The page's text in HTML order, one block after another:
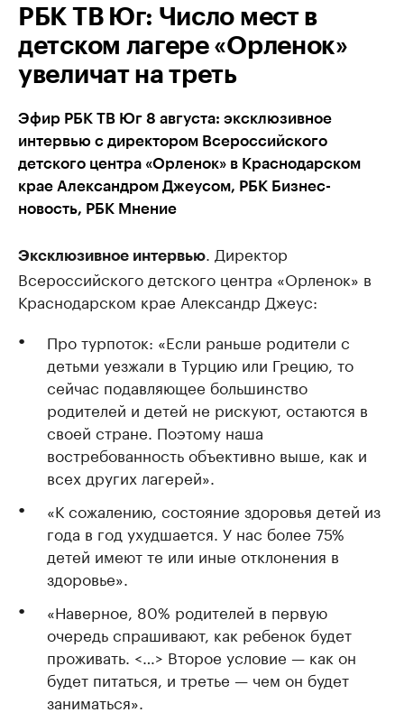
РБК ТВ Юг: Число мест в
детском лагере «Орленок»
увеличат на треть
Эфир РБК ТВ Юг 8 августа: эксклюзивное
интервью с директором Всероссийского
детского центра «Орленок» в Краснодарском
крае Александром Джеусом, РБК Бизнес-
новость, РБК Мнение
Эксклюзивное интервью
. Директор
Всероссийского детского центра «Орленок» в
Краснодарском крае Александр Джеус:
Про турпоток: «Если раньше родители с
детьми уезжали в Турцию или Грецию, то
сейчас подавляющее большинство
родителей и детей не рискуют, остаются в
своей стране. Поэтому наша
востребованность объективно выше, как и
всех других лагерей».
«К сожалению, состояние здоровья детей из
года в год ухудшается. У нас более 75%
детей имеют те или иные отклонения в
здоровье».
«Наверное, 80% родителей в первую
очередь спрашивают, как ребенок будет
проживать. <…> Второе условие — как он
будет питаться, и третье — чем он будет
заниматься».